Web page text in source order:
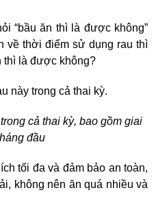
“bầu ăn thì là được không”
về thời điểm sử dụng rau thì
thì là được không?
này trong cả thai kỳ.
cả thai kỳ, bao gồm giai
đầu
tối đa và đảm bảo an toàn,
không nên ăn quá nhiều và